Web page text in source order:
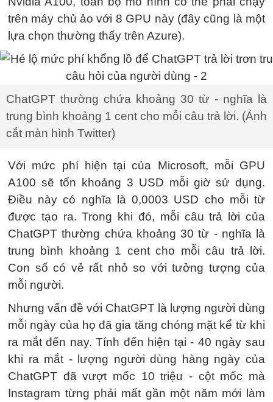
trên máy chủ ảo với 8 GPU này (đây cũng là một
lựa chọn thường thấy trên Azure).
ChatGPT thường chứa khoảng 30 từ - nghĩa là
trung bình khoảng 1 cent cho mỗi câu trả lời. (Ảnh
cắt màn hình Twitter)
Với mức phí hiện tại của Microsoft, mỗi GPU
A100 sẽ tốn khoảng 3 USD mỗi giờ sử dụng.
Điều này có nghĩa là 0,0003 USD cho mỗi từ
được tạo ra. Trong khi đó, mỗi câu trả lời của
ChatGPT thường chứa khoảng 30 từ - nghĩa là
trung bình khoảng 1 cent cho mỗi câu trả lời.
Con số có vẻ rất nhỏ so với tưởng tượng của
mỗi người.
Nhưng vấn đề với ChatGPT là lượng người dùng
mỗi ngày của họ đã gia tăng chóng mặt kể từ khi
ra mắt đến nay. Tính đến hiện tại - 40 ngày sau
khi ra mắt - lượng người dùng hàng ngày của
ChatGPT đã vượt mốc 10 triệu - cột mốc mà
Instagram từng phải mất gần một năm mới làm